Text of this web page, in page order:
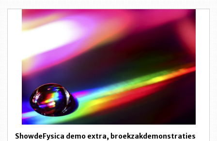
ShowdeFysica demo extra, broekzakdemonstraties